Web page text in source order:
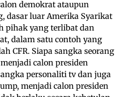
demokrat ataupun
dasar luar Amerika Syarikat
pihak yang terlibat dan
dalam satu contoh yang
CFR. Siapa sangka seorang
calon presiden
personaliti tv dan juga
menjadi calon presiden